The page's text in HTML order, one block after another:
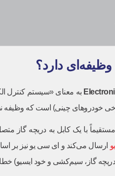
به معنای «سیستم کنترل
خودروهای چینی) است که وظیفه
گاز، سیم‌کشی و خود ایسیو)